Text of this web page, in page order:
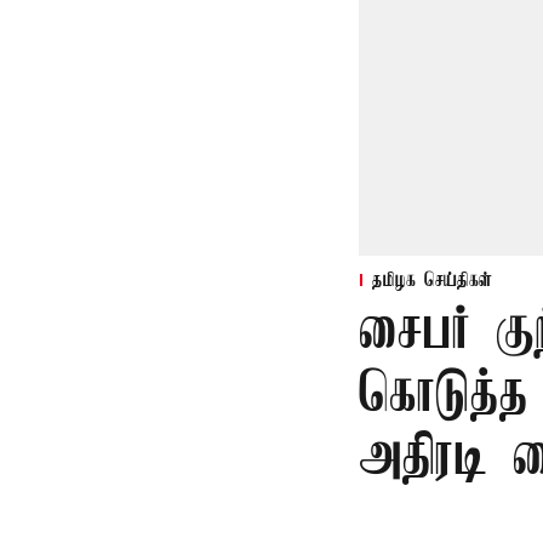
தமிழக செய்திகள்
சைபர்
அதிரடி